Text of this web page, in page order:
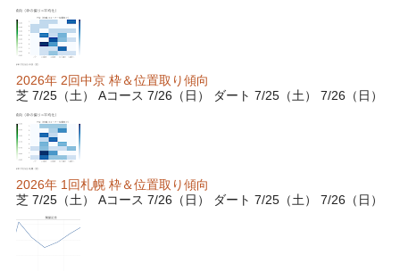
2026年 2回中京 枠＆位置取り傾向
芝 7/25（土） Aコース 7/26（日） ダート 7/25（土） 7/26（日）
2026年 1回札幌 枠＆位置取り傾向
芝 7/25（土） Aコース 7/26（日） ダート 7/25（土） 7/26（日）